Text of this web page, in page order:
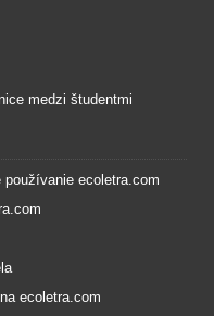
medzi študentmi
ecoletra.com
ecoletra.com